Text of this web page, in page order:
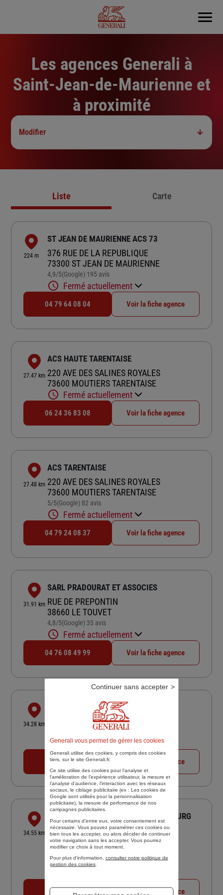
Menu
Les agences Generali à
Saint-Jean-de-Maurienne et
à proximité
Modifier
Liste Carte
224 m
ST JEAN DE MAURIENNE ACS 73
376 RUE DE LA REPUBLIQUE
73300 ST JEAN DE MAURIENNE
4,9/5Note de 4.9 sur 5
(Google) 195 avis
Fermé actuellement
04 79 64 08 04 Voir la fiche agence
27.47 km
ACS HAUTE TARENTAISE
220 AVE DES SALINES ROYALES
73600 MOUTIERS TARENTAISE
Fermé actuellement
06 24 36 83 08 Voir la fiche agence
27.48 km
ACS TARENTAISE
220 AVE DES SALINES ROYALES
73600 MOUTIERS TARENTAISE
5/5Note de 5 sur 5
(Google) 82 avis
Fermé actuellement
04 79 24 08 37 Voir la fiche agence
31.91 km
SARL PRADOURAT ET ASSOCIES
RUE DE PREPONTIN
38660 LE TOUVET
4,8/5Note de 4.8 sur 5
(Google) 35 avis
Fermé actuellement
04 76 08 49 99 Voir la fiche agence
34.28 km
TENDEM MONTMELIAN
PLACE ALBERT SERRAZ
73800 MONTMELIAN
Fermé actuellement
04 79 65 06 70 Voir la fiche agence
34.55 km
CEDRIC JOUVENCEL ASSURANCES BOURG
D'OISANS
235 RUE DES COLPORTEURS
38520 LE BOURG D OISANS
5 /5Note de 5 sur 5
(Google) 109 avis
04 76 80 02 22 Voir la fiche agence
Generali vous permet de gérer les cookies
Generali utilise des cookies, y compris des cookies
tiers, sur le site Generali.fr.
Ce site utilise des cookies pour l’analyse et
l'amélioration de l’expérience utilisateur, la mesure et
l’analyse d’audience, l’interaction avec les réseaux
sociaux, le ciblage publicitaire (ex : Les cookies de
Google sont utilisés pour la personnalisation
publicitaire), la mesure de performance de nos
campagnes publicitaires.
Pour certains d’entre eux, votre consentement est
nécessaire. Vous pouvez paramétrer ces cookies ou
bien tous les accepter, ou alors décider de continuer
votre navigation sans les accepter. Vous pourrez
modifier ce choix à tout moment.
Pour plus d’information, consulter notre politique de
gestion des cookies.
Continuer sans accepter